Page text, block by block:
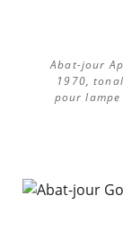
Abat-jour
1970,
pour